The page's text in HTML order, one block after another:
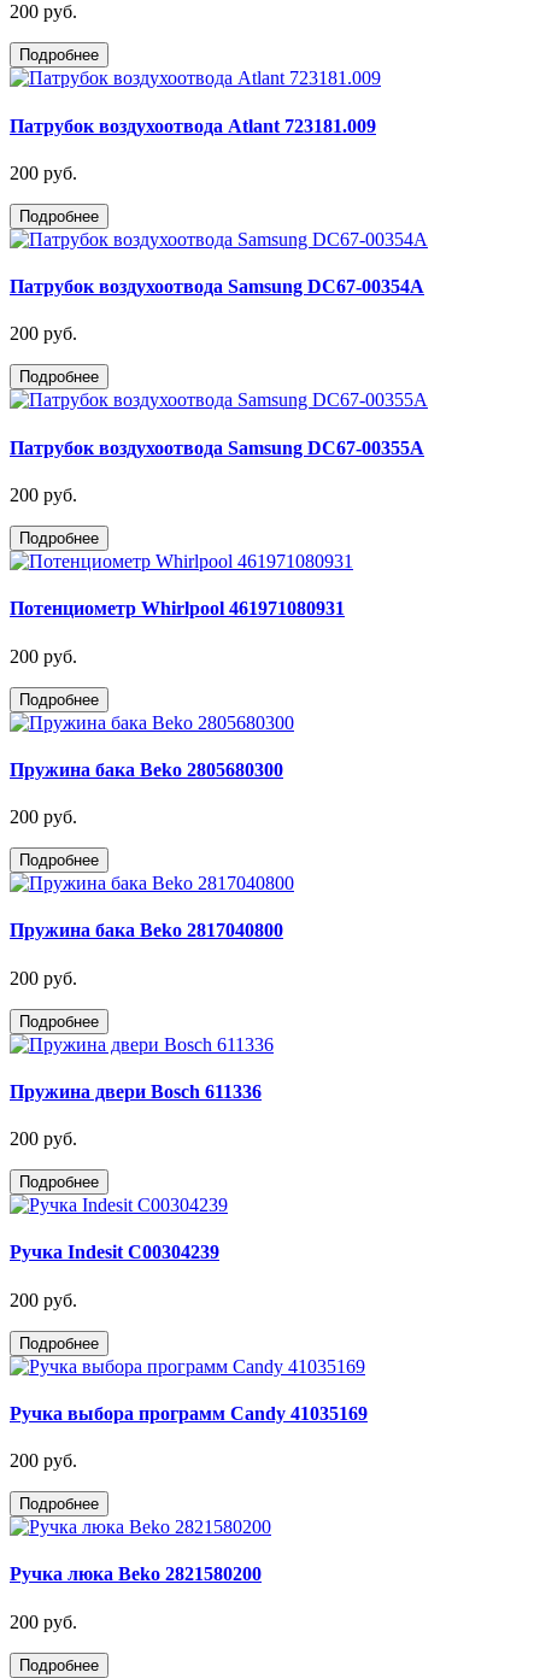
200 руб.
Подробнее
Патрубок воздухоотвода Atlant 723181.009
200 руб.
Подробнее
Патрубок воздухоотвода Samsung DC67-00354A
200 руб.
Подробнее
Патрубок воздухоотвода Samsung DC67-00355A
200 руб.
Подробнее
Потенциометр Whirlpool 461971080931
200 руб.
Подробнее
Пружина бака Beko 2805680300
200 руб.
Подробнее
Пружина бака Beko 2817040800
200 руб.
Подробнее
Пружина двери Bosch 611336
200 руб.
Подробнее
Ручка Indesit C00304239
200 руб.
Подробнее
Ручка выбора программ Candy 41035169
200 руб.
Подробнее
Ручка люка Beko 2821580200
200 руб.
Подробнее